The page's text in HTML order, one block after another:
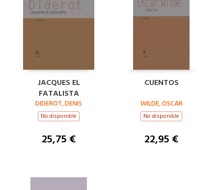
JACQUES EL
FATALISTA
DIDEROT, DENIS
No disponible
25,75 €
CUENTOS
WILDE, OSCAR
No disponible
22,95 €